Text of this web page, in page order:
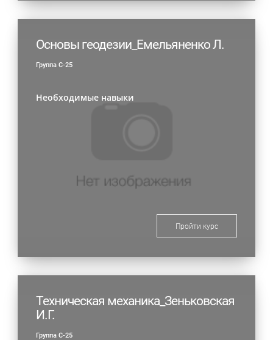
Основы геодезии_Емельяненко Л.
Группа С-25
Необходимые навыки
Пройти курс
Техническая механика_Зеньковская
И.Г.
Группа С-25